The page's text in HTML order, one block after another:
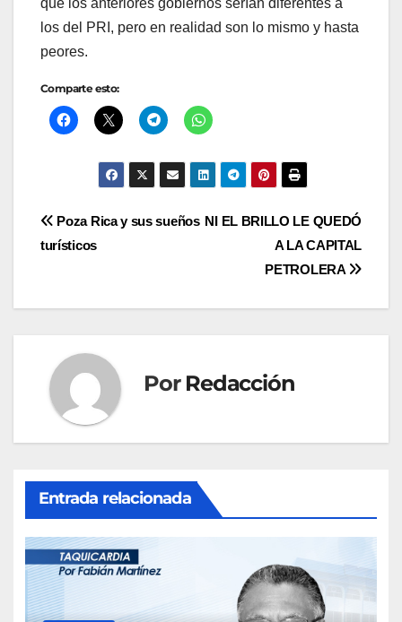
que los anteriores gobiernos serían diferentes a
los del PRI, pero en realidad son lo mismo y hasta
peores.
Comparte esto:
Navegación
entradas
NI EL BRILLO LE QUEDÓ
A LA CAPITAL
PETROLERA
Poza Rica y sus sueños
turísticos
Por Redacción
Entrada relacionada